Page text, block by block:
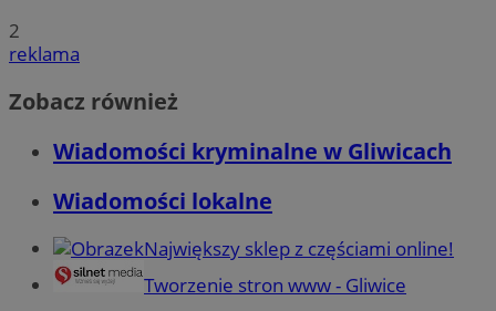
2
reklama
Zobacz również
Wiadomości kryminalne w Gliwicach
Wiadomości lokalne
Największy sklep z częściami online!
Tworzenie stron www - Gliwice